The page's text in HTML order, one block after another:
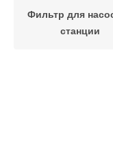
Фильтр для
станции